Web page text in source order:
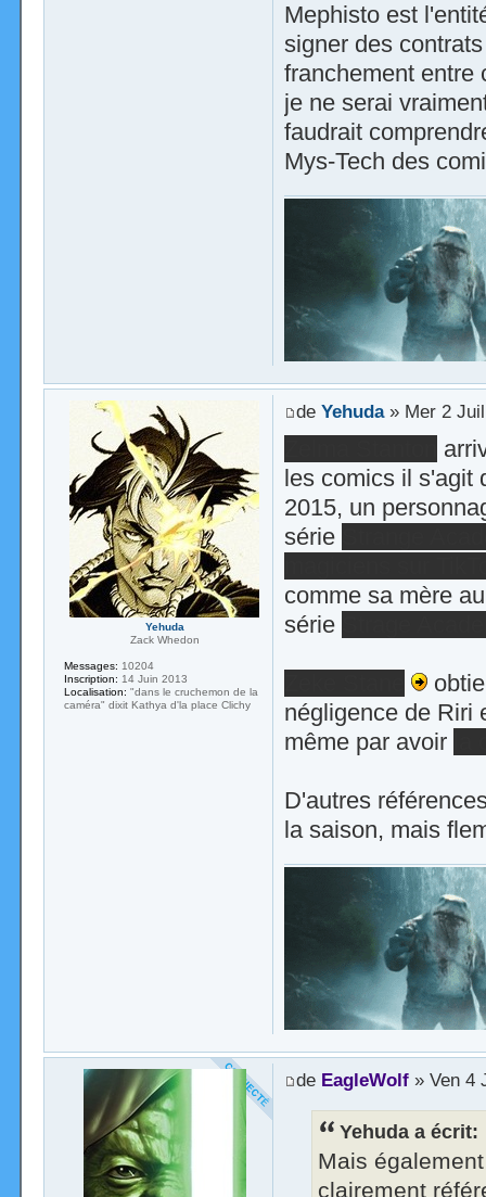
Mephisto est
signer des
franchement entre
je ne serai
faudrait
Mys-Tech des
de Yehuda» Mer 2 Juil
les comics il s'agit
2015, un
série
comme sa mère
série
négligence de Riri
même par avoir
D'autres
la saison, mais
Yehuda
Zack Whedon
Messages: 10204
Inscription: 14 Juin 2013
Localisation: "dans le cruchemon de la
caméra" dixit Kathya d'la place Clichy
de EagleWolf» Ven 4
Yehuda a écrit:
Mais
clairement